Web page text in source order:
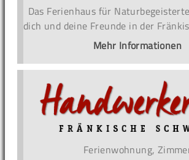
Das Ferienhaus für
dich und deine Freunde in der
Mehr Informationen
Ferienwohnung,